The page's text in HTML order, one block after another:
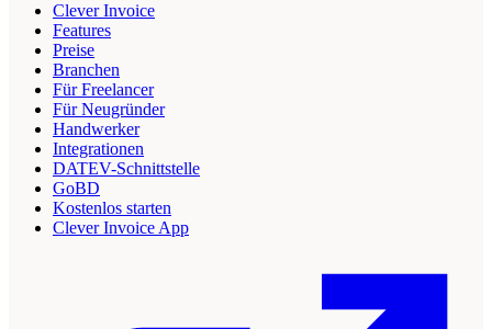
Clever Invoice
Features
Preise
Branchen
Für Freelancer
Für Neugründer
Handwerker
Integrationen
DATEV-Schnittstelle
GoBD
Kostenlos starten
Clever Invoice App